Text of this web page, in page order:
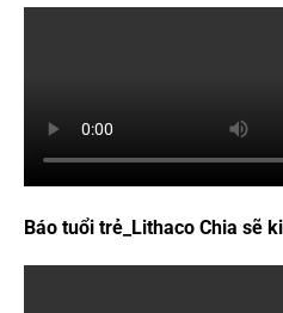
Báo tuổi trẻ_Lithaco Chia sẽ